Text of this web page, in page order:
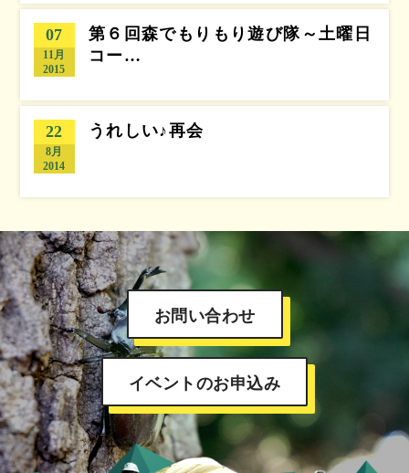
07
11月
2015
第６回森でもりもり遊び隊～土曜日
コー…
22
8月
2014
うれしい♪再会
お問い合わせ
イベントのお申込み